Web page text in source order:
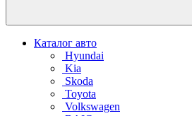
Каталог авто
Hyundai
Kia
Skoda
Toyota
Volkswagen